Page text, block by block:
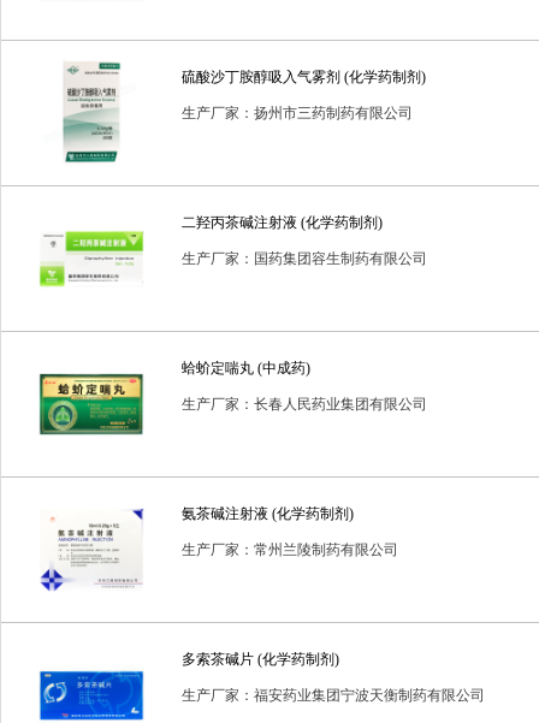
硫酸沙丁胺醇吸入气雾剂 (化学药制剂)
生产厂家：扬州市三药制药有限公司
二羟丙茶碱注射液 (化学药制剂)
生产厂家：国药集团容生制药有限公司
蛤蚧定喘丸 (中成药)
生产厂家：长春人民药业集团有限公司
氨茶碱注射液 (化学药制剂)
生产厂家：常州兰陵制药有限公司
多索茶碱片 (化学药制剂)
生产厂家：福安药业集团宁波天衡制药有限公司